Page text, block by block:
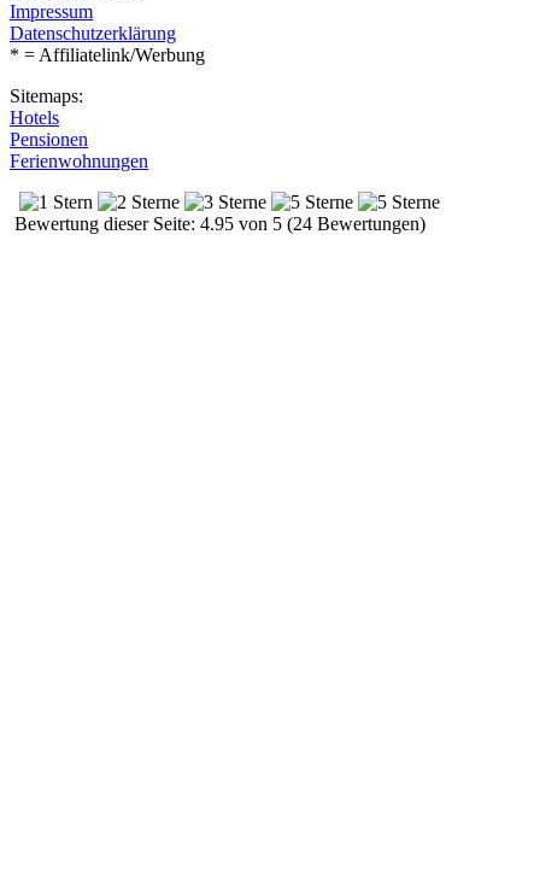
Impressum
Datenschutzerklärung
* = Affiliatelink/Werbung
Sitemaps:
Hotels
Pensionen
Ferienwohnungen
Bewertung dieser Seite: 4.95 von 5 (24 Bewertungen)